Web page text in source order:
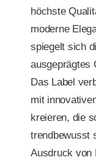
höchste
moderne
spiegelt sich
ausgeprägtes
Das Label
mit
kreieren, die
trendbewusst
Ausdruck von